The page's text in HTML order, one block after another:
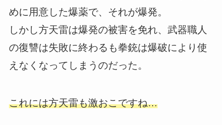
めに用意した爆薬で、それが爆発。
しかし方天雷は爆発の被害を免れ、武器職人
の復讐は失敗に終わるも拳銃は爆破により使
えなくなってしまうのだった。
これには方天雷も激おこですね…